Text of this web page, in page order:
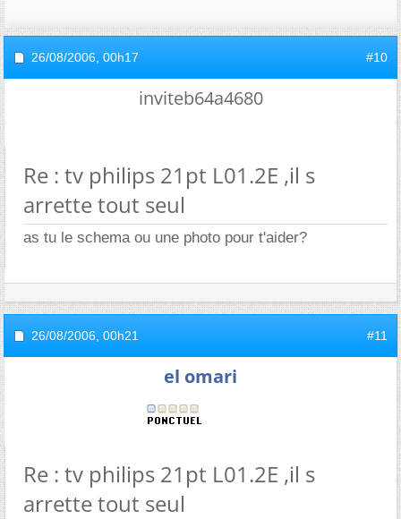
26/08/2006, 00h17 #10
inviteb64a4680
Re : tv philips 21pt L01.2E ,il s
arrette tout seul
as tu le schema ou une photo pour t'aider?
26/08/2006, 00h21 #11
el omari
Re : tv philips 21pt L01.2E ,il s
arrette tout seul